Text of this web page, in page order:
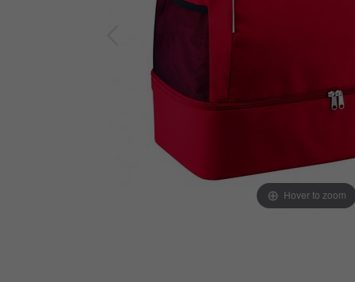
Hover to zoom